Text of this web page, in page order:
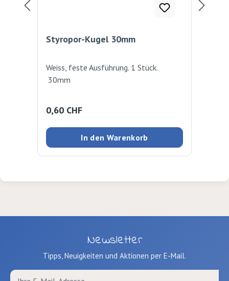
Styropor-Kugel 30mm
Weiss, feste Ausführung. 1 Stück.
30mm
Regulärer Preis:
0,60 CHF
In den Warenkorb
Newsletter
Tipps, Neuigkeiten und Aktionen per E-Mail.